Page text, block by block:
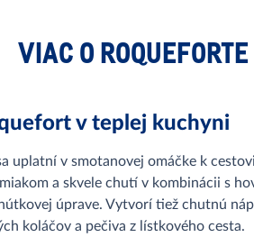
VIAC O ROQUEFORTE
v teplej kuchyni
uplatní v smotanovej omáčke k
a skvele chutí v kombinácii s
úprave. Vytvorí tiež chutnú
koláčov a pečiva z lístkového cesta.